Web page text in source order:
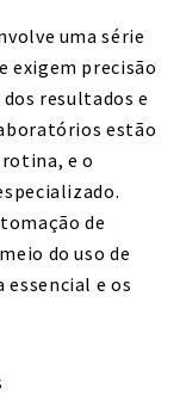
uma série
exigem precisão
resultados e
estão
e o
de
do uso de
e os